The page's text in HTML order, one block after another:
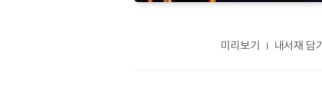
미리보기 내서재 담기